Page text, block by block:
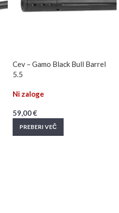
Cev – Gamo Black Bull Barrel
5.5
Ni zaloge
59,00€
PREBERI VEČ